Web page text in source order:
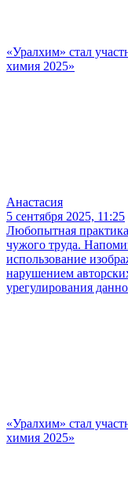
«Уралхим» стал
химия 2025»
Анастасия
5 сентября 2025, 11:25
Любопытная
чужого труда.
использование
нарушением
урегулирования
«Уралхим» стал
химия 2025»